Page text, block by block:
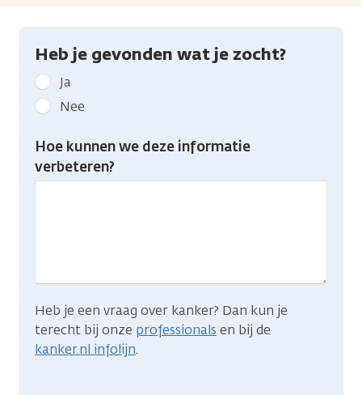
Heb je gevonden wat je zocht?
Geef
kanker.nl
feedback:
Heb
gevonden
Ja
Nee
Hoe kunnen we deze informatie
verbeteren?
Heb je een vraag over kanker? Dan kun je
terecht bij onze professionals en bij de
kanker.nl infolijn.